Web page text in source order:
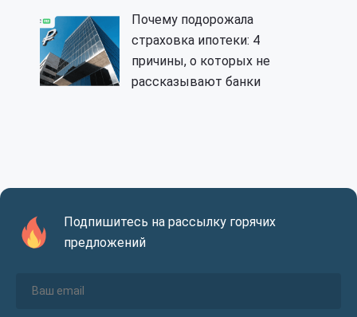
Почему подорожала
страховка ипотеки: 4
причины, о которых не
рассказывают банки
Подпишитесь на рассылку горячих
предложений